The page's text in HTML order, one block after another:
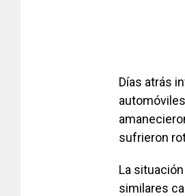
Días atrás
sufrieron
La
similares